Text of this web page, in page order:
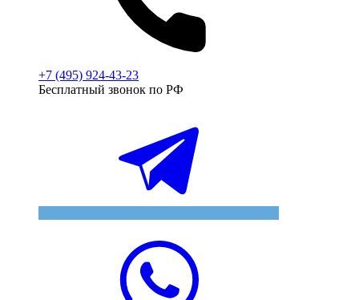
+7 (495) 924-43-23
Бесплатный звонок по РФ